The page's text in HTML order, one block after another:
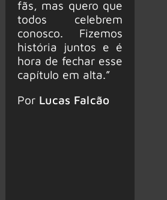
fãs, mas quero que
todos celebrem
conosco. Fizemos
história juntos e é
hora de fechar esse
capítulo em alta.”
Por Lucas Falcão